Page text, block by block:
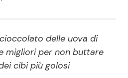
Programmi TV
Reality e Talent
delle uova di
migliori per non buttare
cibi più golosi